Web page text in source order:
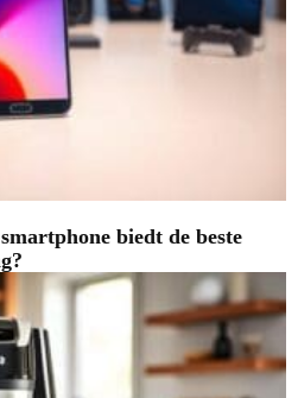
biedt de beste